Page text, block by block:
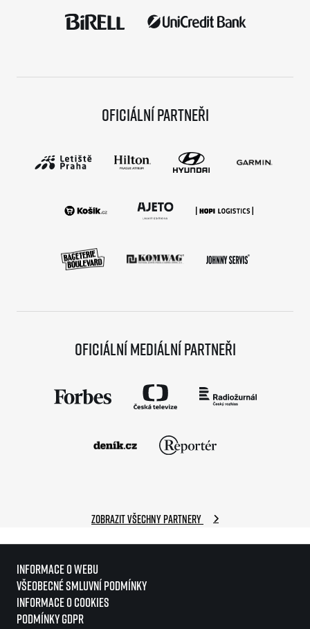
Oficiální partneři
Oficiální mediální partneři
Zobrazit všechny partnery
Informace o webu
Všeobecné smluvní podmínky
Informace o cookies
Podmínky GDPR